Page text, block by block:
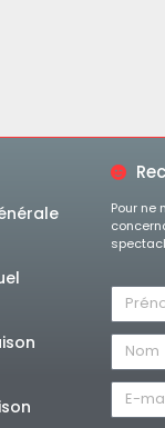
Pour ne